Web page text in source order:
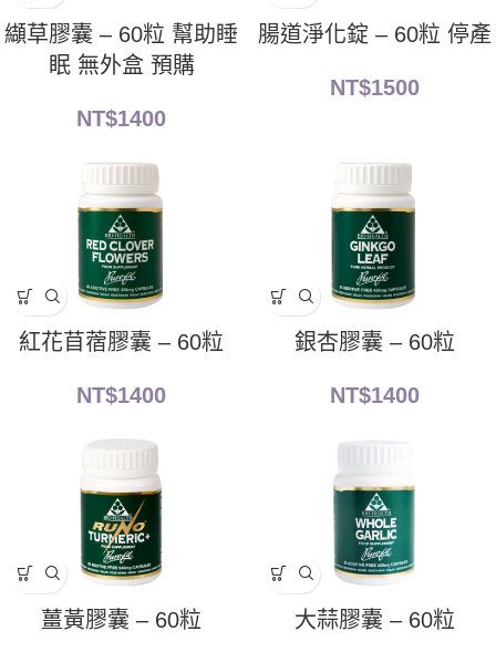
纈草膠囊 – 60粒 幫助睡
眠 無外盒 預購
NT$1400
腸道淨化錠 – 60粒 停產
NT$1500
紅花苜蓿膠囊 – 60粒
NT$1400
銀杏膠囊 – 60粒
NT$1400
薑黃膠囊 – 60粒 大蒜膠囊 – 60粒